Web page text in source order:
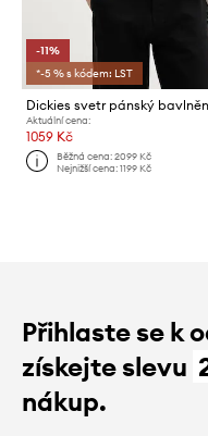
-11%
*-5 % s kódem: LST
Dickies svetr pánský
Aktuální cena:
1059 Kč
Běžná cena:2099 Kč
Nejnižší cena:1199 Kč
Přihlaste se k
získejte slevu
nákup.